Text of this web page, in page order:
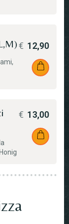
€ 12,90
€ 13,00